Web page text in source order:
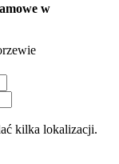
w
kilka lokalizacji.